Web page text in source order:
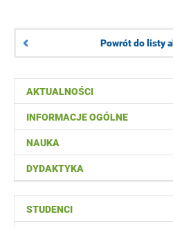
AKTUALNOŚCI
INFORMACJE OGÓLNE
NAUKA
DYDAKTYKA
STUDENCI
Powrót do listy